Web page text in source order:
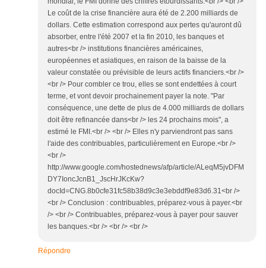
Le coût de la crise financière aura été de 2.200 milliards de
dollars. Cette estimation correspond aux pertes qu'auront dû
absorber, entre l'été 2007 et la fin 2010, les banques et
autres<br /> institutions financières américaines,
européennes et asiatiques, en raison de la baisse de la
valeur constatée ou prévisible de leurs actifs financiers.<br />
<br /> Pour combler ce trou, elles se sont endettées à court
terme, et vont devoir prochainement payer la note. "Par
conséquence, une dette de plus de 4.000 milliards de dollars
doit être refinancée dans<br /> les 24 prochains mois", a
estimé le FMI.<br /> <br /> Elles n'y parviendront pas sans
l'aide des contribuables, particulièrement en Europe.<br />
<br />
http://www.google.com/hostednews/afp/article/ALeqM5jvDFM
DY7IoncJcnB1_JscHrJKcKw?
docId=CNG.8b0cfe31fc58b38d9c3e3ebddf9e83d6.31<br />
<br /> Conclusion : contribuables, préparez-vous à payer.<br
/> <br /> Contribuables, préparez-vous à payer pour sauver
les banques.<br /> <br /> <br />
Répondre